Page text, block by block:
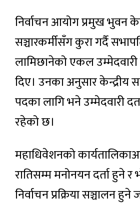
निर्वाचन आयोग प्रमुख भुवन
सञ्चारकर्मीसँग कुरा गर्दै
लामिछानेको एकल
दिए। उनका अनुसार केन्द्रीय
पदका लागि भने उम्मेदवारी
रहेको छ।
महाधिवेशनको
रातिसम्म मनोनयन दर्ता हुने र
निर्वाचन प्रक्रिया सञ्चालन